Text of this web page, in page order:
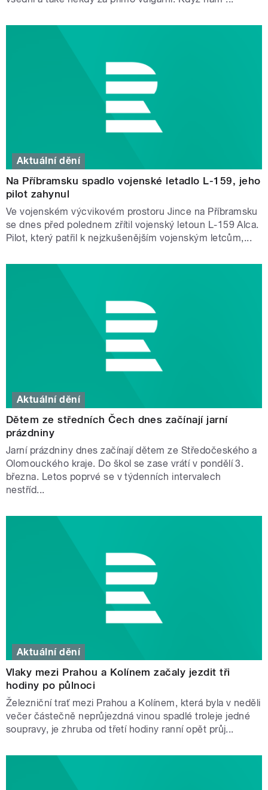
Aktuální dění
Na Příbramsku spadlo vojenské letadlo L-159, jeho
pilot zahynul
Ve vojenském výcvikovém prostoru Jince na Příbramsku
se dnes před polednem zřítil vojenský letoun L-159 Alca.
Pilot, který patřil k nejzkušenějším vojenským letcům,...
Aktuální dění
Dětem ze středních Čech dnes začínají jarní
prázdniny
Jarní prázdniny dnes začínají dětem ze Středočeského a
Olomouckého kraje. Do škol se zase vrátí v pondělí 3.
března. Letos poprvé se v týdenních intervalech
nestříd...
Aktuální dění
Vlaky mezi Prahou a Kolínem začaly jezdit tři
hodiny po půlnoci
Železniční trať mezi Prahou a Kolínem, která byla v neděli
večer částečně neprůjezdná vinou spadlé troleje jedné
soupravy, je zhruba od třetí hodiny ranní opět průj...